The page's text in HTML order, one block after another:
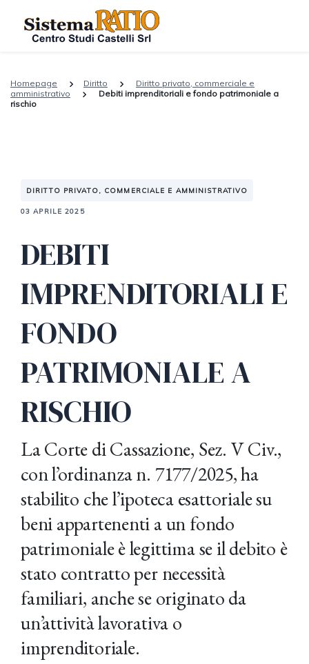
Homepage Diritto
Diritto privato, commerciale e
amministrativo
Debiti imprenditoriali e fondo patrimoniale a
rischio
DIRITTO PRIVATO, COMMERCIALE E AMMINISTRATIVO
03 APRILE 2025
DEBITI
IMPRENDITORIALI E
FONDO
PATRIMONIALE A
RISCHIO
La Corte di Cassazione, Sez. V Civ.,
con l’ordinanza n. 7177/2025, ha
stabilito che l’ipoteca esattoriale su
beni appartenenti a un fondo
patrimoniale è legittima se il debito è
stato contratto per necessità
familiari, anche se originato da
un’attività lavorativa o
imprenditoriale.